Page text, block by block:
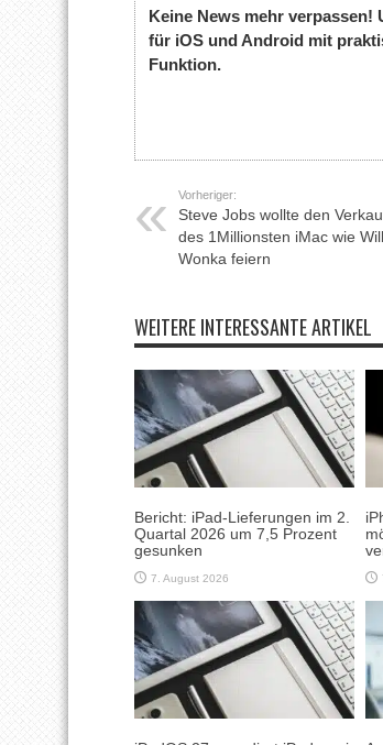
Keine News mehr verpassen!
für iOS und Android mit
Funktion.
Vorheriger:
Steve Jobs wollte den
des 1Millionsten iMac wie
Wonka feiern
WEITERE INTERESSANTE ARTIKEL
Bericht: iPad-Lieferungen im 2.
Quartal 2026 um 7,5 Prozent
gesunken
7. August 2026